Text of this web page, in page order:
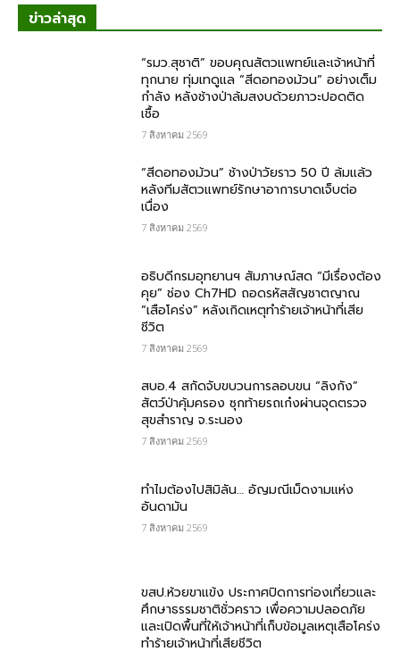
ข่าวล่าสุด
“รมว.สุชาติ” ขอบคุณสัตวแพทย์และเจ้าหน้าที่
ทุกนาย ทุ่มเทดูแล “สีดอทองม้วน” อย่างเต็ม
กำลัง หลังช้างป่าล้มสงบด้วยภาวะปอดติด
เชื้อ
7 สิงหาคม 2569
“สีดอทองม้วน” ช้างป่าวัยราว 50 ปี ล้มแล้ว
หลังทีมสัตวแพทย์รักษาอาการบาดเจ็บต่อ
เนื่อง
7 สิงหาคม 2569
อธิบดีกรมอุทยานฯ สัมภาษณ์สด “มีเรื่องต้อง
คุย” ช่อง Ch7HD ถอดรหัสสัญชาตญาณ
“เสือโคร่ง” หลังเกิดเหตุทำร้ายเจ้าหน้าที่เสีย
ชีวิต
7 สิงหาคม 2569
สบอ.4 สกัดจับขบวนการลอบขน “ลิงกัง”
สัตว์ป่าคุ้มครอง ซุกท้ายรถเก๋งผ่านจุดตรวจ
สุขสำราญ จ.ระนอง
7 สิงหาคม 2569
ทำไมต้องไปสิมิลัน… อัญมณีเม็ดงามแห่ง
อันดามัน
7 สิงหาคม 2569
ขสป.ห้วยขาแข้ง ประกาศปิดการท่องเที่ยวและ
ศึกษาธรรมชาติชั่วคราว เพื่อความปลอดภัย
และเปิดพื้นที่ให้เจ้าหน้าที่เก็บข้อมูลเหตุเสือโคร่ง
ทำร้ายเจ้าหน้าที่เสียชีวิต